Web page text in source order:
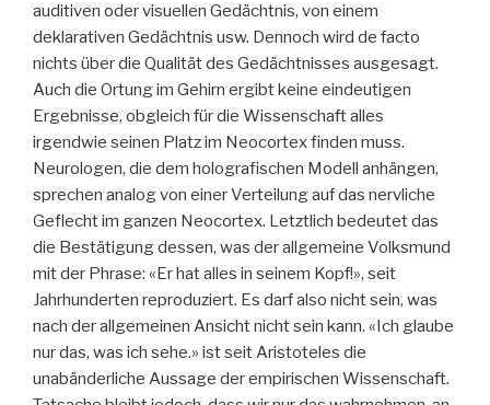
auditiven oder visuellen Gedächtnis, von einem
deklarativen Gedächtnis usw. Dennoch wird de facto
nichts über die Qualität des Gedächtnisses ausgesagt.
Auch die Ortung im Gehirn ergibt keine eindeutigen
Ergebnisse, obgleich für die Wissenschaft alles
irgendwie seinen Platz im Neocortex finden muss.
Neurologen, die dem holografischen Modell anhängen,
sprechen analog von einer Verteilung auf das nervliche
Geflecht im ganzen Neocortex. Letztlich bedeutet das
die Bestätigung dessen, was der allgemeine Volksmund
mit der Phrase: «Er hat alles in seinem Kopf!», seit
Jahrhunderten reproduziert. Es darf also nicht sein, was
nach der allgemeinen Ansicht nicht sein kann. «Ich glaube
nur das, was ich sehe.» ist seit Aristoteles die
unabänderliche Aussage der empirischen Wissenschaft.